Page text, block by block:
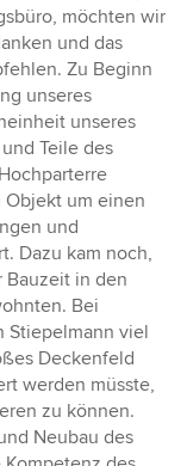
möchten wir
und das
Zu Beginn
unseres
unseres
Teile des
Objekt um einen
und
Dazu kam noch,
Bauzeit in den
Bei
Stiepelmann viel
Deckenfeld
werden müsste,
zu können.
Neubau des